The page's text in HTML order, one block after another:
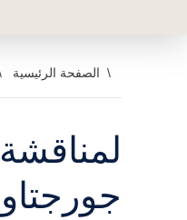
الصفحة الرئيسية